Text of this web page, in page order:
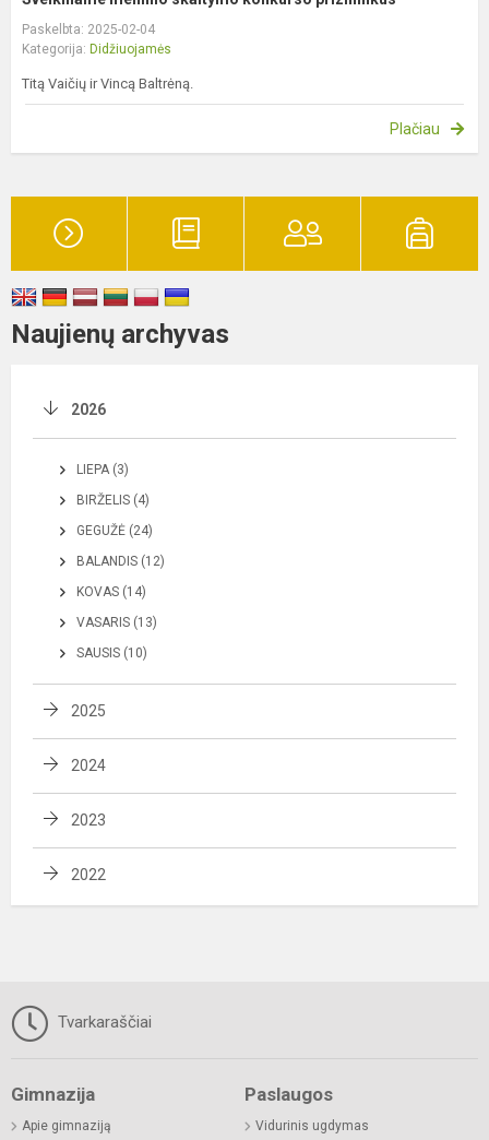
Paskelbta: 2025-02-04
Kategorija: Didžiuojamės
Titą Vaičių ir Vincą Baltrėną.
Plačiau
Naujienų archyvas
2026
LIEPA (3)
BIRŽELIS (4)
GEGUŽĖ (24)
BALANDIS (12)
KOVAS (14)
VASARIS (13)
SAUSIS (10)
2025
2024
2023
2022
Tvarkaraščiai
Gimnazija
Apie gimnaziją
Paslaugos
Vidurinis ugdymas